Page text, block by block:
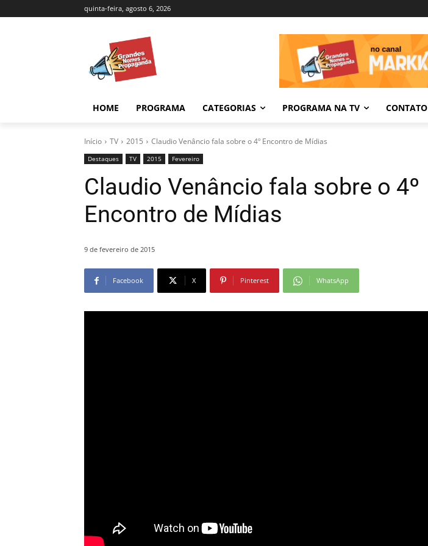
quinta-feira, agosto 6, 2026
HOME PROGRAMA CATEGORIAS PROGRAMA NA TV CONTATO
Início TV 2015 Claudio Venâncio fala sobre o 4º Encontro de Mídias
Destaques TV 2015 Fevereiro
Claudio Venâncio fala sobre o 4º
Encontro de Mídias
9 de fevereiro de 2015
Facebook X Pinterest WhatsApp